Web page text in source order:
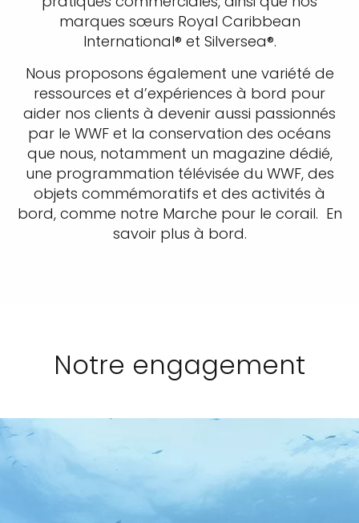
marques sœurs Royal Caribbean
International® et Silversea®.
Nous proposons également une variété de
ressources et d’expériences à bord pour
aider nos clients à devenir aussi passionnés
par le WWF et la conservation des océans
que nous, notamment un magazine dédié,
une programmation télévisée du WWF, des
objets commémoratifs et des activités à
bord, comme notre Marche pour le corail. En
savoir plus à bord.
Notre engagement